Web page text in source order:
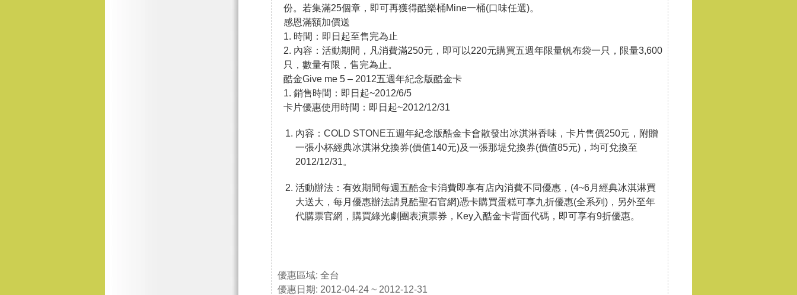
份。若集滿25個章，即可再獲得酷樂桶Mine一桶(口味任選)。
感恩滿額加價送
1. 時間：即日起至售完為止
2. 內容：活動期間，凡消費滿250元，即可以220元購買五週年限量帆布袋一只，限量3,600
只，數量有限，售完為止。
酷金Give me 5 – 2012五週年紀念版酷金卡
1. 銷售時間：即日起~2012/6/5
卡片優惠使用時間：即日起~2012/12/31
內容：COLD STONE五週年紀念版酷金卡會散發出冰淇淋香味，卡片售價250元，附贈
一張小杯經典冰淇淋兌換券(價值140元)及一張那堤兌換券(價值85元)，均可兌換至
2012/12/31。
活動辦法：有效期間每週五酷金卡消費即享有店內消費不同優惠，(4~6月經典冰淇淋買
大送大，每月優惠辦法請見酷聖石官網)憑卡購買蛋糕可享九折優惠(全系列)，另外至年
代購票官網，購買綠光劇團表演票券，Key入酷金卡背面代碼，即可享有9折優惠。
優惠區域: 全台
優惠日期: 2012-04-24 ~ 2012-12-31